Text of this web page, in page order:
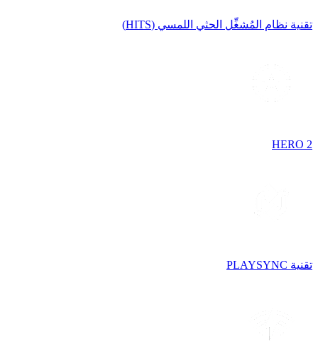
تقنية نظام المُشغِّل الحثي اللمسي (HITS)
HERO 2
تقنية PLAYSYNC